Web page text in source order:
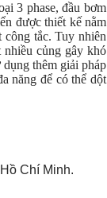
3 phase, đầu bơm
được thiết kế nằm
công tắc. Tuy nhiên
củng gây khó
thêm giải pháp
năng để có thể dột
Chí Minh.